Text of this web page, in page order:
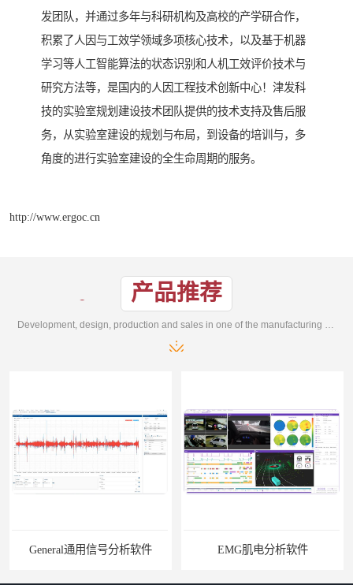
发团队，并通过多年与科研机构及高校的产学研合作，
积累了人因与工效学领域多项核心技术，以及基于机器
学习等人工智能算法的状态识别和人机工效评价技术与
研究方法等，是国内的人因工程技术创新中心！津发科
技的实验室规划建设技术团队提供的技术支持及售后服
务，从实验室建设的规划与布局，到设备的培训与，多
角度的进行实验室建设的全生命周期的服务。
http://www.ergoc.cn
产品推荐
Development, design, production and sales in one of the manufacturing enterprises
General通用信号分析软件 EMG肌电分析软件